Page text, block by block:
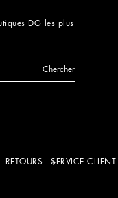
DG les plus
Chercher
RETOURS SERVICE CLIENT